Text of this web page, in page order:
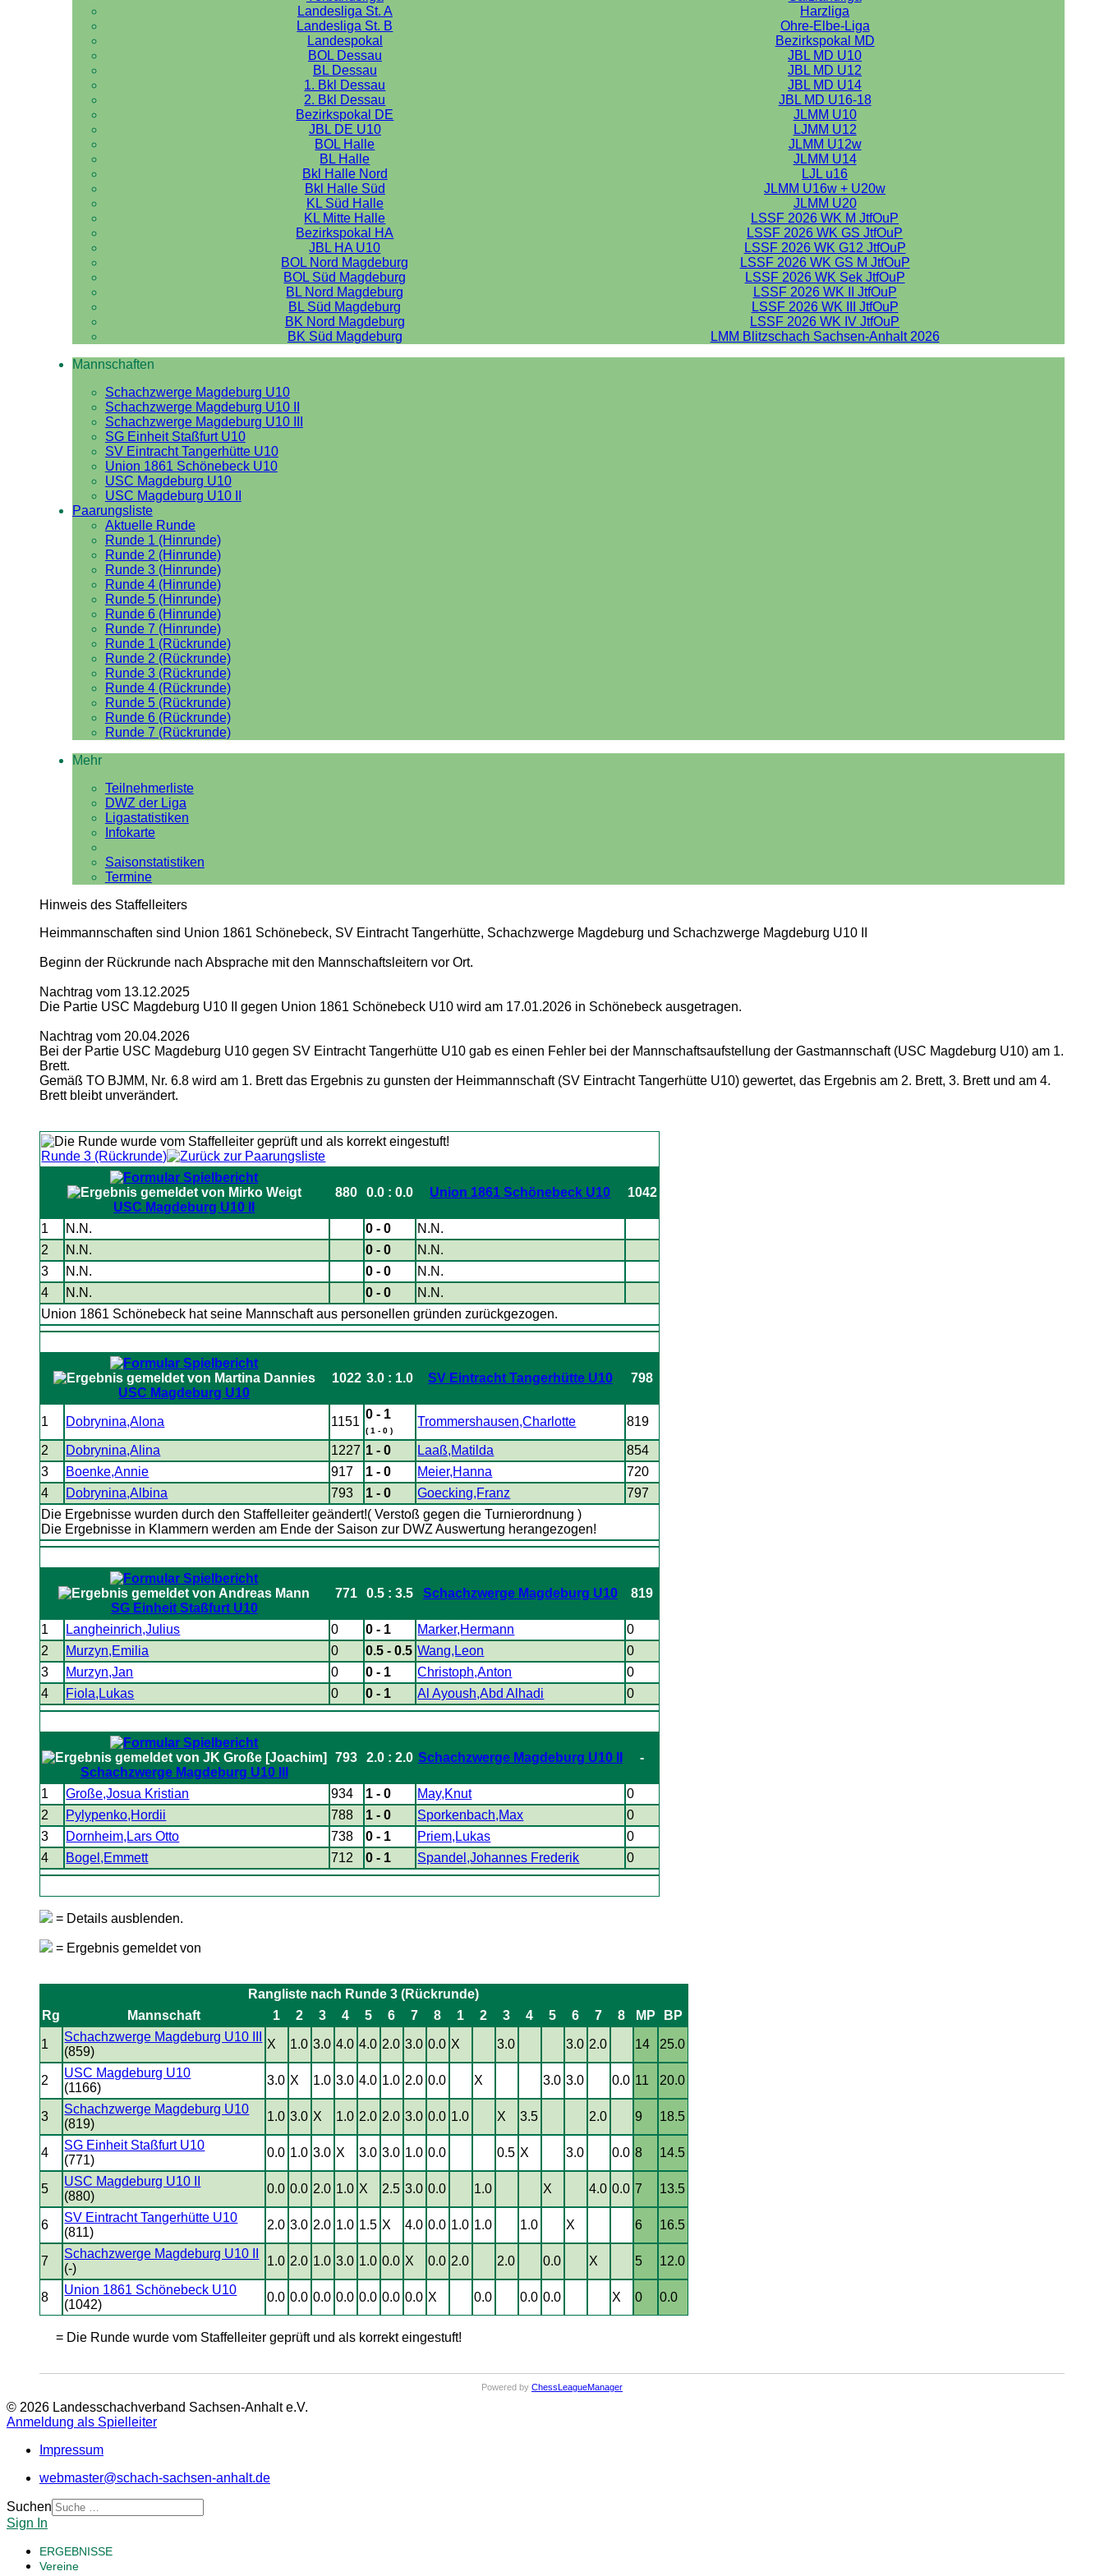
Landesliga St. A
Harzliga
Landesliga St. B
Ohre-Elbe-Liga
Landespokal
Bezirkspokal MD
BOL Dessau
JBL MD U10
BL Dessau
JBL MD U12
1. Bkl Dessau
JBL MD U14
2. Bkl Dessau
JBL MD U16-18
Bezirkspokal DE
JLMM U10
JBL DE U10
LJMM U12
BOL Halle
JLMM U12w
BL Halle
JLMM U14
Bkl Halle Nord
LJL u16
Bkl Halle Süd
JLMM U16w + U20w
KL Süd Halle
JLMM U20
KL Mitte Halle
LSSF 2026 WK M JtfOuP
Bezirkspokal HA
LSSF 2026 WK GS JtfOuP
JBL HA U10
LSSF 2026 WK G12 JtfOuP
BOL Nord Magdeburg
LSSF 2026 WK GS M JtfOuP
BOL Süd Magdeburg
LSSF 2026 WK Sek JtfOuP
BL Nord Magdeburg
LSSF 2026 WK II JtfOuP
BL Süd Magdeburg
LSSF 2026 WK III JtfOuP
BK Nord Magdeburg
LSSF 2026 WK IV JtfOuP
BK Süd Magdeburg
LMM Blitzschach Sachsen-Anhalt 2026
Mannschaften
Schachzwerge Magdeburg U10
Schachzwerge Magdeburg U10 II
Schachzwerge Magdeburg U10 III
SG Einheit Staßfurt U10
SV Eintracht Tangerhütte U10
Union 1861 Schönebeck U10
USC Magdeburg U10
USC Magdeburg U10 II
Paarungsliste
Aktuelle Runde
Runde 1 (Hinrunde)
Runde 2 (Hinrunde)
Runde 3 (Hinrunde)
Runde 4 (Hinrunde)
Runde 5 (Hinrunde)
Runde 6 (Hinrunde)
Runde 7 (Hinrunde)
Runde 1 (Rückrunde)
Runde 2 (Rückrunde)
Runde 3 (Rückrunde)
Runde 4 (Rückrunde)
Runde 5 (Rückrunde)
Runde 6 (Rückrunde)
Runde 7 (Rückrunde)
Mehr
Teilnehmerliste
DWZ der Liga
Ligastatistiken
Infokarte
Saisonstatistiken
Termine
Hinweis des Staffelleiters
Heimmannschaften sind Union 1861 Schönebeck, SV Eintracht Tangerhütte, Schachzwerge Magdeburg und Schachzwerge Magdeburg U10 II
Beginn der Rückrunde nach Absprache mit den Mannschaftsleitern vor Ort.
Nachtrag vom 13.12.2025
Die Partie USC Magdeburg U10 II gegen Union 1861 Schönebeck U10 wird am 17.01.2026 in Schönebeck ausgetragen.
Nachtrag vom 20.04.2026
Bei der Partie USC Magdeburg U10 gegen SV Eintracht Tangerhütte U10 gab es einen Fehler bei der Mannschaftsaufstellung der Gastmannschaft (USC Magdeburg U10) am 1.
Brett.
Gemäß TO BJMM, Nr. 6.8 wird am 1. Brett das Ergebnis zu gunsten der Heimmannschaft (SV Eintracht Tangerhütte U10) gewertet, das Ergebnis am 2. Brett, 3. Brett und am 4.
Brett bleibt unverändert.
Runde 3 (Rückrunde)
USC Magdeburg U10 II
880 0.0 : 0.0 Union 1861 Schönebeck U10 1042
1 N.N. 0 - 0
N.N.
2
N.N. 0 - 0
N.N.
3
N.N. 0 - 0
N.N.
4
N.N. 0 - 0
N.N.
Union 1861 Schönebeck hat seine Mannschaft aus personellen gründen zurückgezogen.
USC Magdeburg U10
1022 3.0 : 1.0 SV Eintracht Tangerhütte U10 798
1 Dobrynina,Alona 1151
0 - 1
( 1 - 0 )
Trommershausen,Charlotte 819
2 Dobrynina,Alina 1227 1 - 0 Laaß,Matilda
854
3
Boenke,Annie 917 1 - 0 Meier,Hanna
720
4
Dobrynina,Albina 793 1 - 0 Goecking,Franz
797
Die Ergebnisse wurden durch den Staffelleiter geändert!( Verstoß gegen die Turnierordnung )
Die Ergebnisse in Klammern werden am Ende der Saison zur DWZ Auswertung herangezogen!
SG Einheit Staßfurt U10
771 0.5 : 3.5 Schachzwerge Magdeburg U10 819
1 Langheinrich,Julius 0 0 - 1 Marker,Hermann
0
2
Murzyn,Emilia 0 0.5 - 0.5 Wang,Leon
0
3
Murzyn,Jan 0 0 - 1 Christoph,Anton
0
4
Fiola,Lukas 0 0 - 1 Al Ayoush,Abd Alhadi 0
Schachzwerge Magdeburg U10 III
793 2.0 : 2.0 Schachzwerge Magdeburg U10 II -
1 Große,Josua Kristian 934 1 - 0 May,Knut
0
2
Pylypenko,Hordii 788 1 - 0 Sporkenbach,Max
0
3
Dornheim,Lars Otto 738 0 - 1 Priem,Lukas
0
4
Bogel,Emmett 712 0 - 1 Spandel,Johannes Frederik 0
= Details ausblenden.
= Ergebnis gemeldet von
Rangliste nach Runde 3 (Rückrunde)
Rg
Mannschaft 1 2 3 4 5 6 7 8 1 2 3 4 5 6 7 8 MP BP
1
Schachzwerge Magdeburg U10 III
(859)
X 1.0 3.0 4.0 4.0 2.0 3.0 0.0 X 3.0 3.0 2.0 14 25.0
2
USC Magdeburg U10
(1166)
3.0 X 1.0 3.0 4.0 1.0 2.0 0.0 X 3.0 3.0 0.0 11 20.0
3
Schachzwerge Magdeburg U10
(819)
1.0 3.0 X 1.0 2.0 2.0 3.0 0.0 1.0 X 3.5 2.0 9 18.5
4
SG Einheit Staßfurt U10
(771)
0.0 1.0 3.0 X 3.0 3.0 1.0 0.0 0.5 X 3.0 0.0 8 14.5
5
USC Magdeburg U10 II
(880)
0.0 0.0 2.0 1.0 X 2.5 3.0 0.0 1.0 X 4.0 0.0 7 13.5
6
SV Eintracht Tangerhütte U10
(811)
2.0 3.0 2.0 1.0 1.5 X 4.0 0.0 1.0 1.0 1.0 X 6 16.5
7
Schachzwerge Magdeburg U10 II
(-)
1.0 2.0 1.0 3.0 1.0 0.0 X 0.0 2.0 2.0 0.0 X 5 12.0
8
Union 1861 Schönebeck U10
(1042)
0.0 0.0 0.0 0.0 0.0 0.0 0.0 X 0.0 0.0 0.0 X 0 0.0
= Die Runde wurde vom Staffelleiter geprüft und als korrekt eingestuft!
Powered by ChessLeagueManager
© 2026 Landesschachverband Sachsen-Anhalt e.V.
Anmeldung als Spielleiter
Impressum
webmaster@schach-sachsen-anhalt.de
Suchen
Sign In
ERGEBNISSE
Vereine